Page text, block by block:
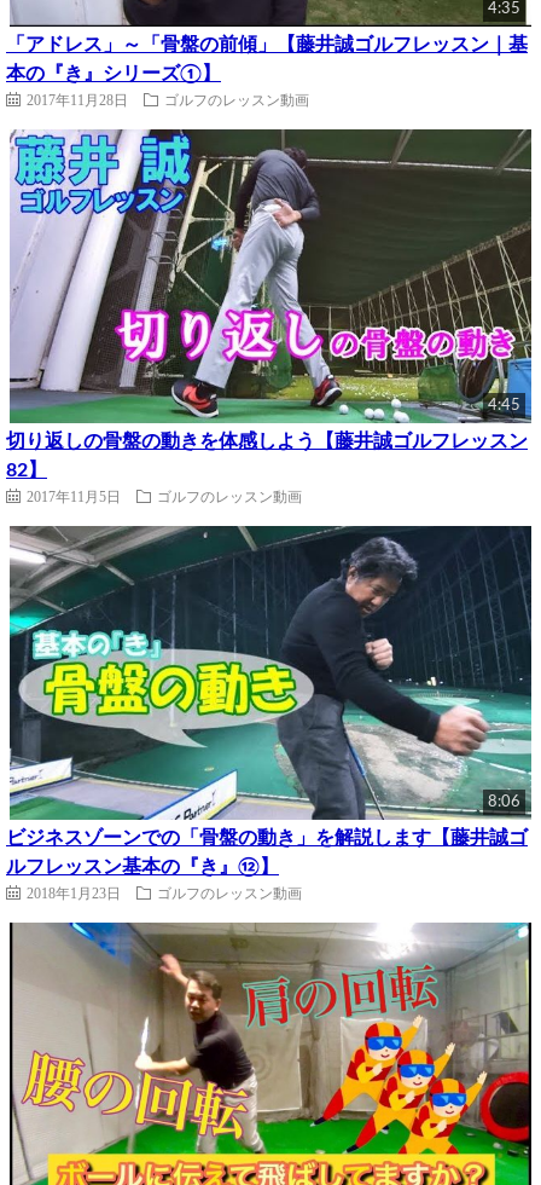
4:35
「アドレス」～「骨盤の前傾」【藤井誠ゴルフレッスン｜基
本の『き』シリーズ①】
2017年11月28日 ゴルフのレッスン動画
4:45
切り返しの骨盤の動きを体感しよう【藤井誠ゴルフレッスン
82】
2017年11月5日 ゴルフのレッスン動画
8:06
ビジネスゾーンでの「骨盤の動き」を解説します【藤井誠ゴ
ルフレッスン基本の『き』⑫】
2018年1月23日 ゴルフのレッスン動画